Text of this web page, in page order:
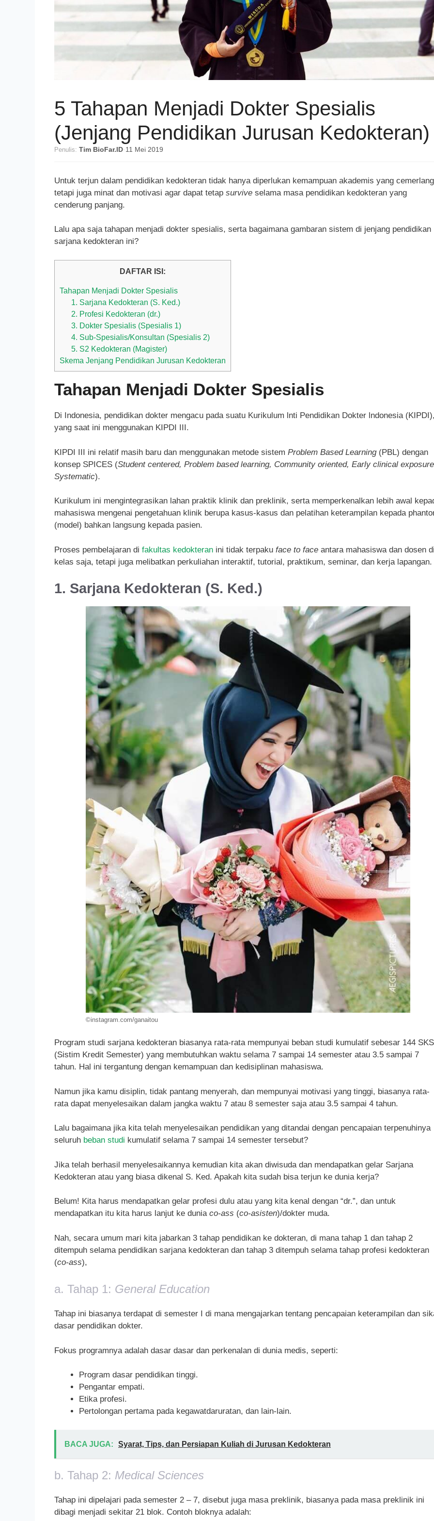
5 Tahapan Menjadi Dokter Spesialis
(Jenjang Pendidikan Jurusan Kedokteran)
Penulis: Tim BioFar.ID· 11 Mei 2019
Untuk terjun dalam pendidikan kedokteran tidak hanya diperlukan kemampuan akademis yang
tetapi juga minat dan motivasi agar dapat tetap survive selama masa pendidikan kedokteran yang
cenderung panjang.
Lalu apa saja tahapan menjadi dokter spesialis, serta bagaimana gambaran sistem di jenjang pendidikan
sarjana kedokteran ini?
DAFTAR ISI:
Tahapan Menjadi Dokter Spesialis
1. Sarjana Kedokteran (S. Ked.)
2. Profesi Kedokteran (dr.)
3. Dokter Spesialis (Spesialis 1)
4. Sub-Spesialis/Konsultan (Spesialis 2)
5. S2 Kedokteran (Magister)
Skema Jenjang Pendidikan Jurusan Kedokteran
Tahapan Menjadi Dokter Spesialis
Di Indonesia, pendidikan dokter mengacu pada suatu Kurikulum lnti Pendidikan Dokter lndonesia
yang saat ini menggunakan KIPDI III.
KIPDI III ini relatif masih baru dan menggunakan metode sistem Problem Based Learning(PBL) dengan
konsep SPICES (Student centered, Problem based learning, Community oriented, Early clinical
Systematic).
Kurikulum ini mengintegrasikan lahan praktik klinik dan preklinik, serta memperkenalkan lebih awal
mahasiswa mengenai pengetahuan klinik berupa kasus-kasus dan pelatihan keterampilan kepada
(model) bahkan langsung kepada pasien.
Proses pembelajaran di fakultas kedokteran ini tidak terpaku face to face antara mahasiswa dan dosen
kelas saja, tetapi juga melibatkan perkuliahan interaktif, tutorial, praktikum, seminar, dan kerja lapangan.
1. Sarjana Kedokteran (S. Ked.)
©instagram.com/ganaitou
Program studi sarjana kedokteran biasanya rata-rata mempunyai beban studi kumulatif sebesar 144 SKS
(Sistim Kredit Semester) yang membutuhkan waktu selama 7 sampai 14 semester atau 3.5 sampai 7
tahun. Hal ini tergantung dengan kemampuan dan kedisiplinan mahasiswa.
Namun jika kamu disiplin, tidak pantang menyerah, dan mempunyai motivasi yang tinggi, biasanya rata-
rata dapat menyelesaikan dalam jangka waktu 7 atau 8 semester saja atau 3.5 sampai 4 tahun.
Lalu bagaimana jika kita telah menyelesaikan pendidikan yang ditandai dengan pencapaian terpenuhinya
seluruh beban studi kumulatif selama 7 sampai 14 semester tersebut?
Jika telah berhasil menyelesaikannya kemudian kita akan diwisuda dan mendapatkan gelar Sarjana
Kedokteran atau yang biasa dikenal S. Ked. Apakah kita sudah bisa terjun ke dunia kerja?
Belum! Kita harus mendapatkan gelar profesi dulu atau yang kita kenal dengan “dr.”, dan untuk
mendapatkan itu kita harus lanjut ke dunia co-ass (co-asisten)/dokter muda.
Nah, secara umum mari kita jabarkan 3 tahap pendidikan ke dokteran, di mana tahap 1 dan tahap 2
ditempuh selama pendidikan sarjana kedokteran dan tahap 3 ditempuh selama tahap profesi kedokteran
(co-ass),
a. Tahap 1: General Education
Tahap ini biasanya terdapat di semester I di mana mengajarkan tentang pencapaian keterampilan dan
dasar pendidikan dokter.
Fokus programnya adalah dasar dasar dan perkenalan di dunia medis, seperti:
Program dasar pendidikan tinggi.
Pengantar empati.
Etika profesi.
Pertolongan pertama pada kegawatdaruratan, dan lain-lain.
BACA JUGA: Syarat, Tips, dan Persiapan Kuliah di Jurusan Kedokteran
b. Tahap 2: Medical Sciences
Tahap ini dipelajari pada semester 2 – 7, disebut juga masa preklinik, biasanya pada masa preklinik ini
dibagi menjadi sekitar 21 blok. Contoh bloknya adalah: